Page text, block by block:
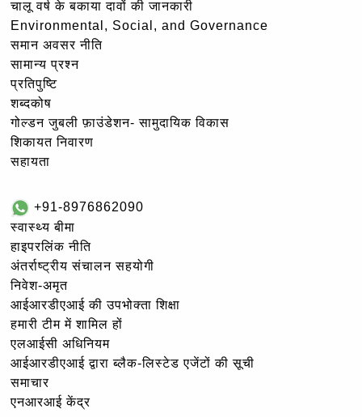
चालू वर्ष के बकाया दावों की जानकारी
Environmental, Social, and Governance
समान अवसर नीति
सामान्य प्रश्न
प्रतिपुष्टि
शब्दकोष
गोल्‍डन जुबली फ़ाउंडेशन- सामुदायिक विकास
शिकायत निवारण
सहायता
+91-8976862090
स्वास्थ्य बीमा
हाइपरलिंक नीति
अंतर्राष्ट्रीय संचालन सहयोगी
निवेश-अमृत
आईआरडीएआई की उपभोक्ता शिक्षा
हमारी टीम में शामिल हों
एलआईसी अधिनियम
आईआरडीएआई द्वारा ब्लैक-लिस्टेड एजेंटों की सूची
समाचार
एनआरआई केंद्र